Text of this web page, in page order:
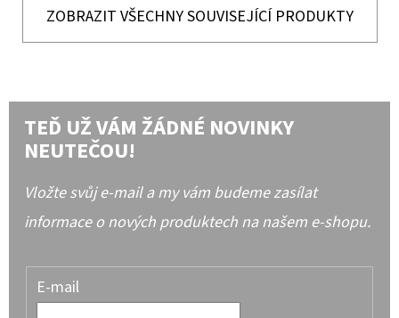
ZOBRAZIT VŠECHNY SOUVISEJÍCÍ PRODUKTY
TEĎ UŽ VÁM ŽÁDNÉ NOVINKY
NEUTEČOU!
Vložte svůj e-mail a my vám budeme zasílat
informace o nových produktech na našem e-shopu.
E-mail